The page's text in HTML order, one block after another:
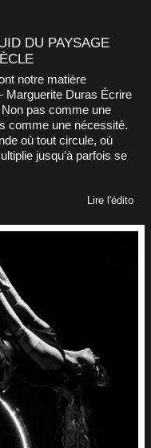
DU PAYSAGE
notre matière
Marguerite Duras Écrire
pas comme une
comme une nécessité.
où tout circule, où
jusqu’à parfois se
Lire l'édito